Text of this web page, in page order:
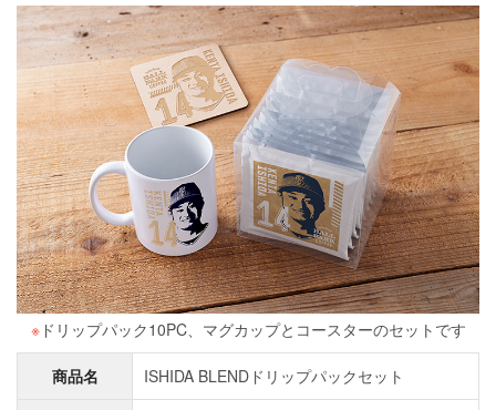
※ドリップパック10PC、マグカップとコースターのセットです
商品名 ISHIDA BLENDドリップパックセット